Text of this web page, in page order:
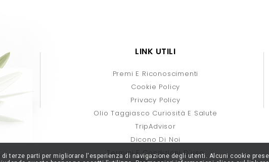
LINK UTILI
Premi E Riconoscimenti
Cookie Policy
Privacy Policy
Olio Taggiasco Curiosità E Salute
TripAdvisor
Dicono Di Noi
Termini E Condizioni D'uso
terze parti per migliorare l'esperienza di navigazione degli utenti. Alcuni cookie